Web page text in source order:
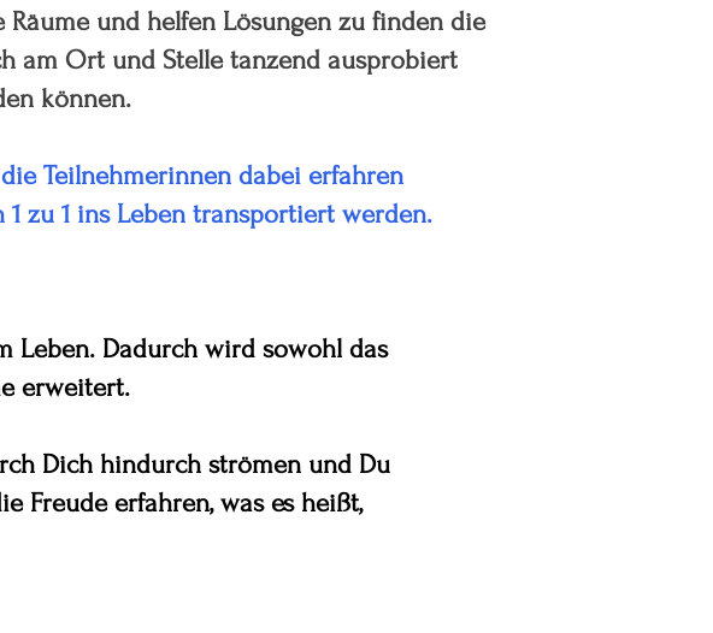
Leben. Dadurch wird sowohl das
erweitert.
Dich hindurch strömen und Du
Freude erfahren, was es heißt,
Räume und helfen Lösungen zu finden die
am Ort und Stelle tanzend ausprobiert
können.
die Teilnehmerinnen dabei erfahren
1 zu 1 ins Leben transportiert werden.